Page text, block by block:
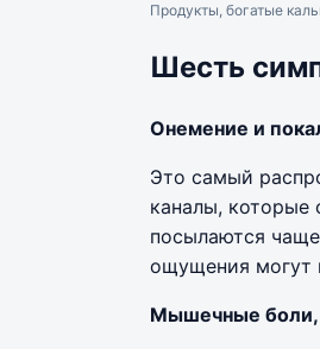
Продукты, богатые
Шесть
Онемение и
Это самый
каналы, которые
посылаются
ощущения могут
Мышечные боли,